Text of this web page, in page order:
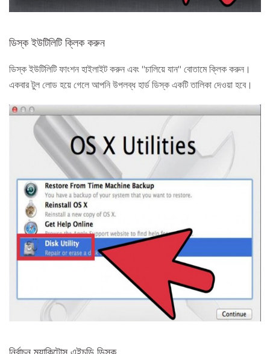
ডিস্ক ইউটিলিটি ক্লিক করুন
ডিস্ক ইউটিলিটি ফাংশন হাইলাইট করুন এবং "চালিয়ে যান" বোতামে ক্লিক করুন।
একবার টুল লোড হয়ে গেলে আপনি উপলব্ধ হার্ড ডিস্ক একটি তালিকা দেওয়া হবে।